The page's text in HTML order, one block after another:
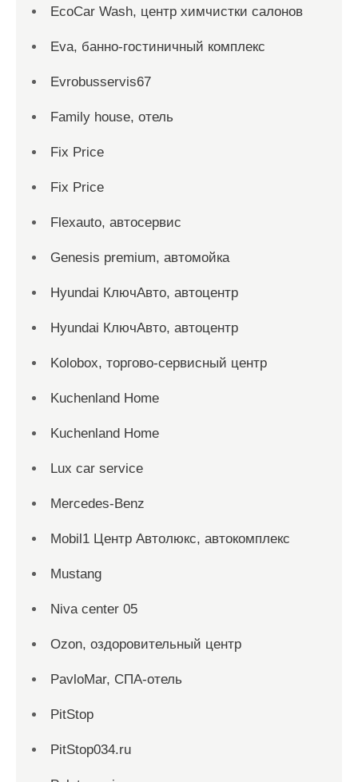
EcoCar Wash, центр химчистки салонов
Eva, банно-гостиничный комплекс
Evrobusservis67
Family house, отель
Fix Price
Fix Price
Flexauto, автосервис
Genesis premium, автомойка
Hyundai КлючАвто, автоцентр
Hyundai КлючАвто, автоцентр
Kolobox, торгово-сервисный центр
Kuchenland Home
Kuchenland Home
Lux car service
Mercedes-Benz
Mobil1 Центр Автолюкс, автокомплекс
Mustang
Niva center 05
Ozon, оздоровительный центр
PavloMar, СПА-отель
PitStop
PitStop034.ru